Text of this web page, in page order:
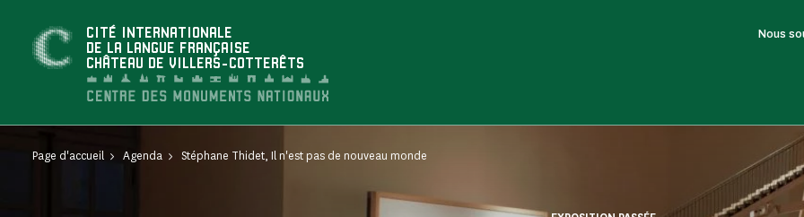
CITÉ INTERNATIONALE
DE LA LANGUE FRANÇAISE
CHÂTEAU DE VILLERS-COTTERÊTS
Nous
Page d'accueil Agenda Stéphane Thidet, Il n'est pas de nouveau monde